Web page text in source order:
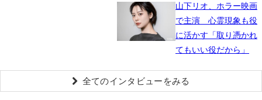
山下リオ、ホラー映画
で主演 心霊現象も役
に活かす「取り憑かれ
てもいい役だから」
全てのインタビューをみる